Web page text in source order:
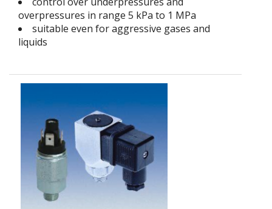
overpressures in range 5 kPa to 1 MPa
suitable even for aggressive gases and
liquids